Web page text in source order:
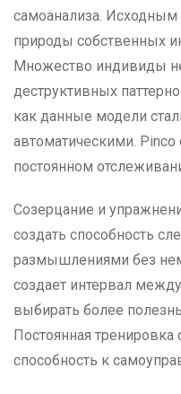
самоанализа. Исходным
природы собственных
Множество индивиды
деструктивных
как данные модели
автоматическими. Pinco
постоянном
Созерцание и
создать способность
размышлениями без
создает интервал
выбирать более
Постоянная тренировка
способность к